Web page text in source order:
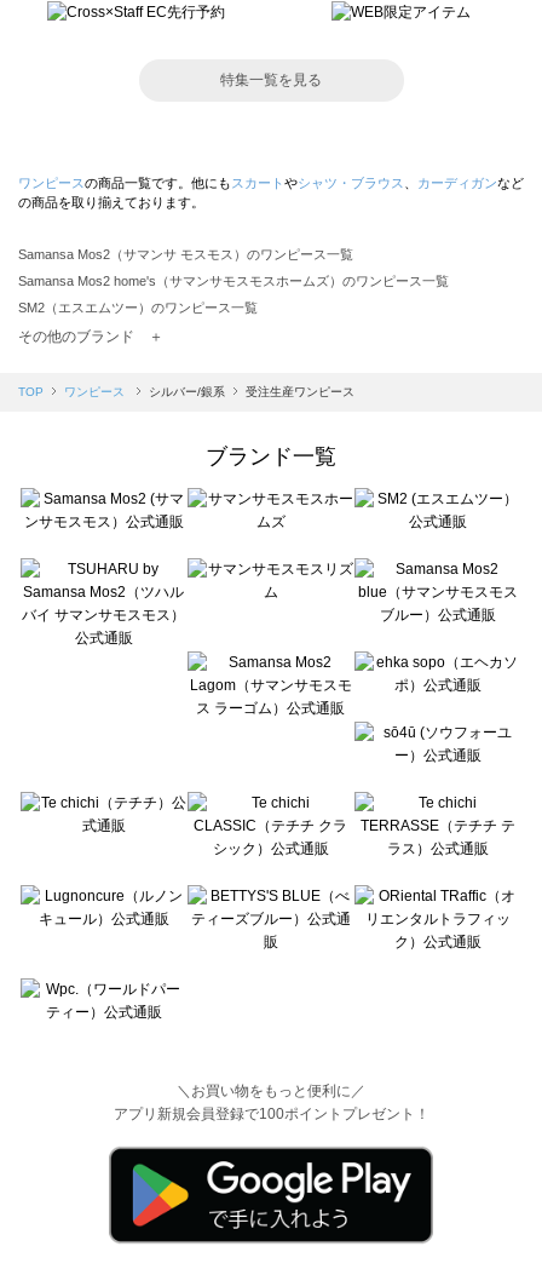
特集一覧を見る
ワンピースの商品一覧です。他にも スカート やシャツ・ブラウス カーディガンなど
の商品を取り揃えております。
Samansa Mos2（サマンサ モスモス）のワンピース一覧
Samansa Mos2 home's（サマンサモスモスホームズ）のワンピース一覧
SM2（エスエムツー）のワンピース一覧
TSUHARU by Samansa Mos2（ツハルバイサマンサモスモス）のワンピース一覧
Samansa Mos2 blue（サマンサモスモス ブルー）のワンピース一覧
sō4ū（ソウフォーユー）のワンピース一覧
Te chichi（テチチ）のワンピース一覧
Te chichi CLASSIC（テチチ クラシック）のワンピース一覧
Lugnoncure（ルノンキュール）のワンピース一覧
BETTY'S BLUE（べティーズブルー）のワンピース一覧
Wpc.（ワールドパーティー）のワンピース一覧
その他のブランド ＋
TOP ワンピース シルバー/銀系 受注生産ワンピース
ブランド一覧
＼お買い物をもっと便利に／
アプリ新規会員登録で100ポイントプレゼント！